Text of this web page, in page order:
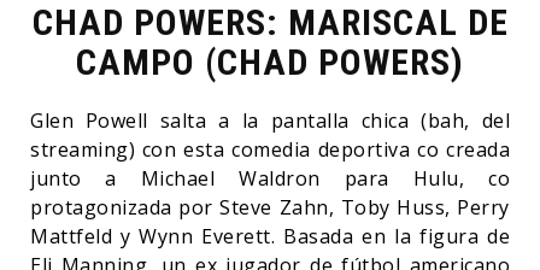
CHAD POWERS: MARISCAL DE
CAMPO (CHAD POWERS)
Glen Powell salta a la pantalla chica (bah, del
streaming) con esta comedia deportiva co creada
junto a Michael Waldron para Hulu, co
protagonizada por Steve Zahn, Toby Huss, Perry
Mattfeld y Wynn Everett. Basada en la figura de